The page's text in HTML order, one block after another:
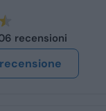
recensioni